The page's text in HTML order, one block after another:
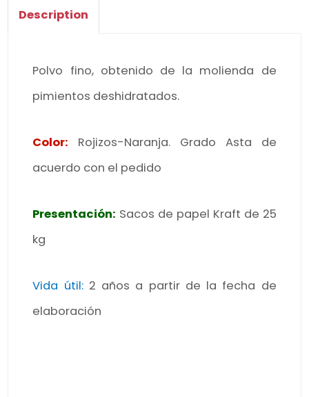
Description
Polvo fino, obtenido de la molienda de
pimientos deshidratados.
Color: Rojizos-Naranja. Grado Asta de
acuerdo con el pedido
Presentación: Sacos de papel Kraft de 25
kg
Vida útil:2 años a partir de la fecha de
elaboración